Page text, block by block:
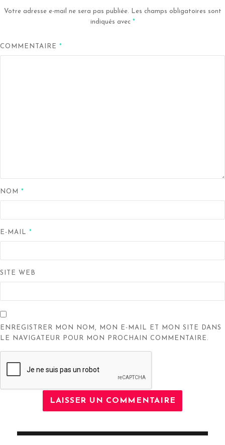
Votre adresse e-mail ne sera pas publiée.
Les champs obligatoires sont
indiqués avec *
COMMENTAIRE *
NOM *
E-MAIL *
SITE WEB
ENREGISTRER MON NOM, MON E-MAIL ET MON SITE DANS
LE NAVIGATEUR POUR MON PROCHAIN COMMENTAIRE.